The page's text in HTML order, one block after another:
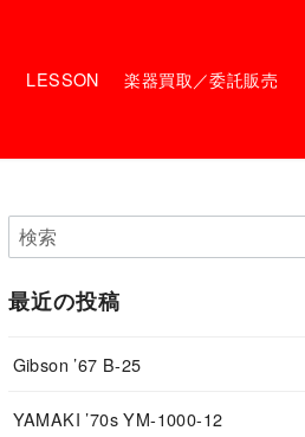
LESSON 楽器買取／委託販売
最近の投稿
Gibson ’67 B-25
YAMAKI ’70s YM-1000-12